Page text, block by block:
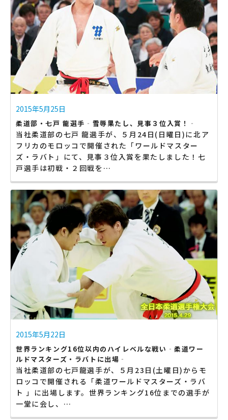
2015年5月25日
柔道部・七戸 龍選手‐雪辱果たし、見事３位入賞！‐
当社柔道部の七戸 龍選手が、５月24日(日曜日)に北ア
フリカのモロッコで開催された「ワールドマスター
ズ・ラバト」にて、見事３位入賞を果たしました！七
戸選手は初戦・２回戦を…
2015年5月22日
世界ランキング16位以内のハイレベルな戦い‐柔道ワー
ルドマスターズ・ラバトに出場‐
当社柔道部の七戸龍選手が、５月23日(土曜日)からモ
ロッコで開催される「柔道ワールドマスターズ・ラバ
ト 」に出場します。世界ランキング16位までの選手が
一堂に会し、…